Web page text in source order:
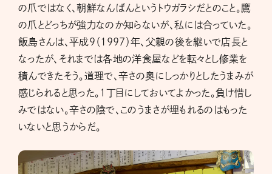
の爪ではなく、朝鮮なんばんというトウガラシだとのこと。鷹
の爪とどっちが強力なのか知らないが、私には合っていた。
飯島さんは、平成９（1997）年、父親の後を継いで店長と
なったが、それまでは各地の洋食屋などを転々とし修業を
積んできたそう。道理で、辛さの奥にしっかりとしたうまみが
感じられると思った。１丁目にしておいてよかった。負け惜し
みではない。辛さの陰で、このうまさが埋もれるのはもった
いないと思うからだ。